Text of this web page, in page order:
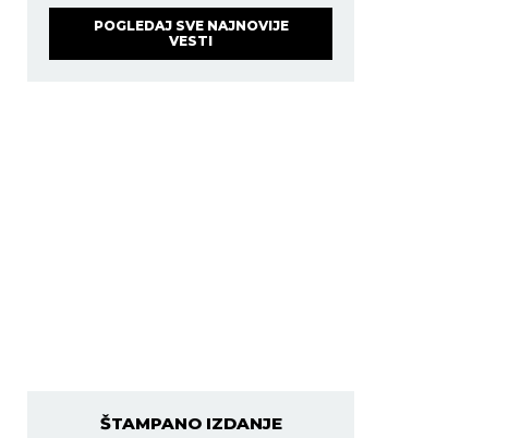
POGLEDAJ SVE NAJNOVIJE
VESTI
ŠTAMPANO IZDANJE